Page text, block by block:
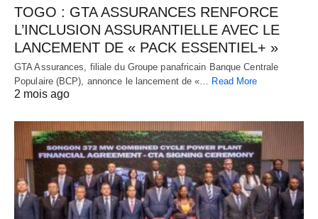
TOGO : GTA ASSURANCES RENFORCE
L’INCLUSION ASSURANTIELLE AVEC LE
LANCEMENT DE « PACK ESSENTIEL+ »
GTA Assurances, filiale du Groupe panafricain Banque Centrale
Populaire (BCP), annonce le lancement de «…
Read More
2 mois ago